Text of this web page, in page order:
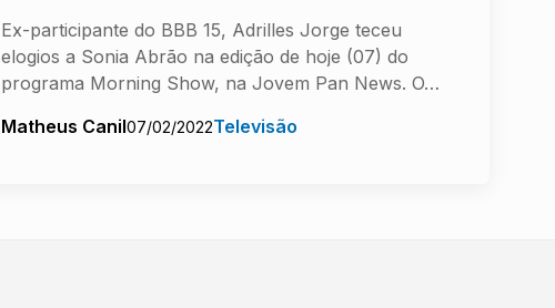
Ex-participante do BBB 15, Adrilles Jorge teceu
elogios a Sonia Abrão na edição de hoje (07) do
programa Morning Show, na Jovem Pan News. O…
Matheus Canil07/02/2022Televisão